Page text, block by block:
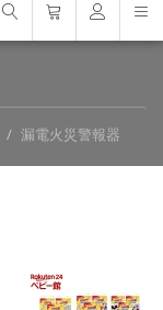
漏電火災警報器